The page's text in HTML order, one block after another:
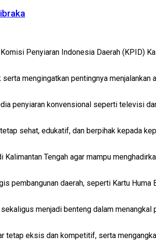
Penyiaran Indonesia Daerah (KPID)
mengingatkan pentingnya menjalankan
penyiaran konvensional seperti televisi
sehat, edukatif, dan berpihak kepada
Tengah agar mampu
daerah, seperti Kartu Huma
menjadi benteng dalam
tetap eksis dan kompetitif, serta